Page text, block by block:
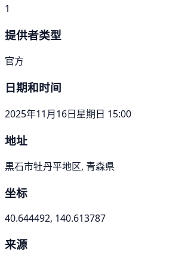
1
提供者类型
官方
日期和时间
2025年11月16日星期日 15:00
地址
黒石市牡丹平地区, 青森県
坐标
40.644492, 140.613787
来源